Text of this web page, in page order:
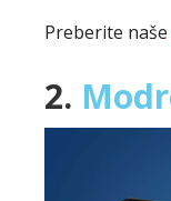
Preberite naše
2.